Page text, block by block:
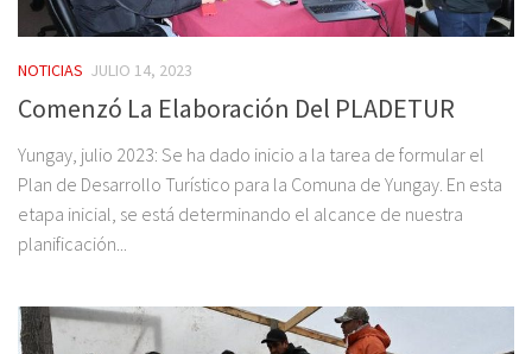
NOTICIAS JULIO 14, 2023
Comenzó La Elaboración Del PLADETUR
Yungay, julio 2023: Se ha dado inicio a la tarea de formular el
Plan de Desarrollo Turístico para la Comuna de Yungay. En esta
etapa inicial, se está determinando el alcance de nuestra
planificación...